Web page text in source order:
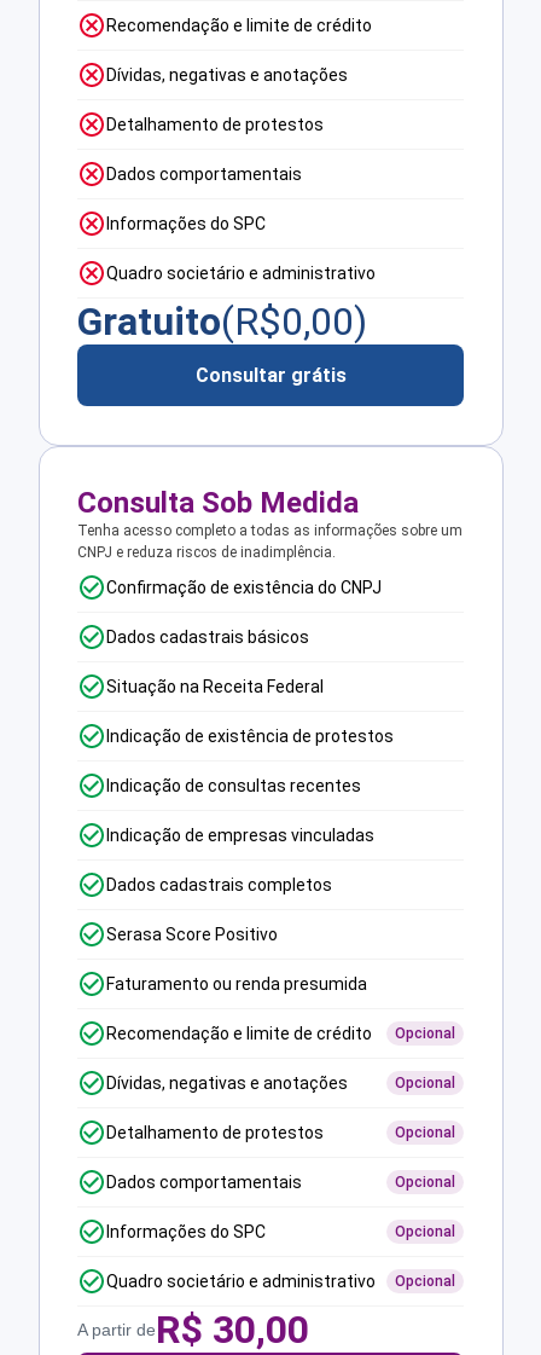
Recomendação e limite de crédito
Dívidas, negativas e anotações
Detalhamento de protestos
Dados comportamentais
Informações do SPC
Quadro societário e administrativo
Gratuito(R$0,00)
Consultar grátis
Consulta Sob Medida
Tenha acesso completo a todas as informações sobre um
CNPJ e reduza riscos de inadimplência.
Confirmação de existência do CNPJ
Dados cadastrais básicos
Situação na Receita Federal
Indicação de existência de protestos
Indicação de consultas recentes
Indicação de empresas vinculadas
Dados cadastrais completos
Serasa Score Positivo
Faturamento ou renda presumida
Recomendação e limite de crédito Opcional
Dívidas, negativas e anotações Opcional
Detalhamento de protestos Opcional
Dados comportamentais Opcional
Informações do SPC Opcional
Quadro societário e administrativo Opcional
A partir deR$ 30,00